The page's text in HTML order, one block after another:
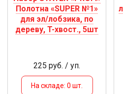
Полотна «SUPER №1»
для эл/лобзика, по
дереву, T-хвост., 5шт
225 руб. / уп.
На складе: 0 шт.